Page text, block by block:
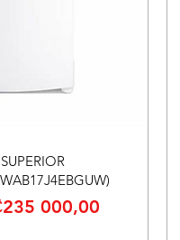
de oferta
000,00